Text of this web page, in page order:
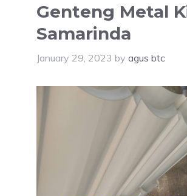
Genteng Metal
Samarinda
January 29, 2023 by agus btc